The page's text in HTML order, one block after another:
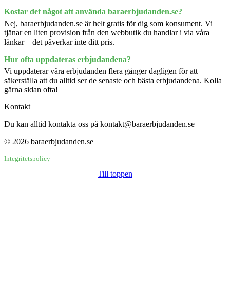
Kostar det något att använda baraerbjudanden.se?
Nej, baraerbjudanden.se är helt gratis för dig som konsument. Vi
tjänar en liten provision från den webbutik du handlar i via våra
länkar – det påverkar inte ditt pris.
Hur ofta uppdateras erbjudandena?
Vi uppdaterar våra erbjudanden flera gånger dagligen för att
säkerställa att du alltid ser de senaste och bästa erbjudandena. Kolla
gärna sidan ofta!
Kontakt
Du kan alltid kontakta oss på kontakt@baraerbjudanden.se
© 2026 baraerbjudanden.se
Integritetspolicy
Till toppen